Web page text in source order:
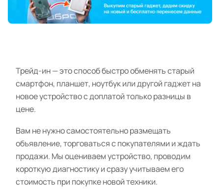
Трейд-ин — это способ быстро обменять старый
смартфон, планшет, ноутбук или другой гаджет на
новое устройство с доплатой только разницы в
цене.
Вам не нужно самостоятельно размещать
объявление, торговаться с покупателями и ждать
продажи. Мы оцениваем устройство, проводим
короткую диагностику и сразу учитываем его
стоимость при покупке новой техники.